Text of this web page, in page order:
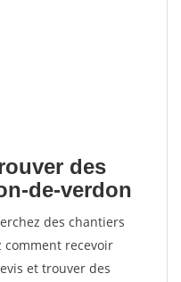
des
de-verdon
des chantiers
comment recevoir
et trouver des